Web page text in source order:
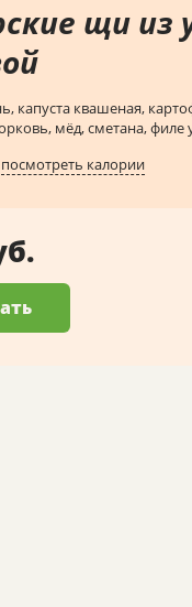
щи из
капуста квашеная,
мёд, сметана, филе
посмотреть калории